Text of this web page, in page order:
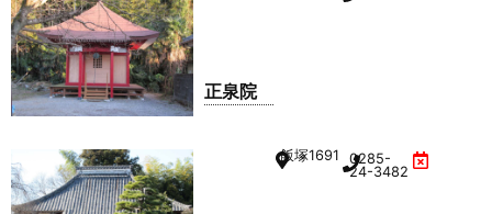
正泉院
飯塚1691
0285-
24-3482